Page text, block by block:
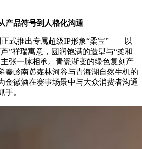
产品符号到人格化沟通
正式推出专属超级IP形象“柔宝”——以
”祥瑞寓意，圆润饱满的造型与“柔和
张一脉相承。青瓷渐变的绿色复刻产
秦岭南麓森林河谷与青海湖自然生机的
金徽酒在赛事场景中与大众消费者沟通
手。